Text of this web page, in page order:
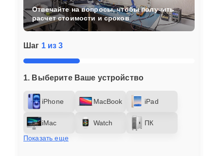
Шаг 1 из 3
1. Выберите Ваше устройство
iPhone MacBook iPad
iMac Watch
ПК
Показать еще
Отвечайте на вопросы, чтобы получить
расчет стоимости и сроков